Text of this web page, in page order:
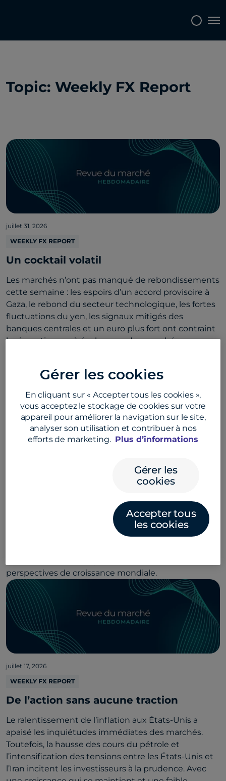
Topic: Weekly FX Report
juillet 31, 2026
WEEKLY FX REPORT
Un cocktail volatil
Les marchés n’ont pas manqué de rebondissements
cette semaine : les espoirs d’un accord provisoire à
Gaza, le rebond du secteur technologique, les fortes
fluctuations du yen, les signaux mitigés des
banques centrales et un euro plus fort ont contraint
les investisseurs à évoluer sur des marchés
Le pétrole franchit la barre des 100 $ le baril, de
nouveaux tarifs douaniers ont été mis en place et les
attentes sur l’évolution des taux ont changé. En
conséquence, la demande pour le dollar américain a
perspectives de croissance mondiale.
juillet 17, 2026
WEEKLY FX REPORT
De l’action sans aucune traction
Le ralentissement de l’inflation aux États-Unis a
apaisé les inquiétudes immédiates des marchés.
Toutefois, la hausse des cours du pétrole et
l’intensification des tensions entre les États-Unis et
l’Iran incitent les investisseurs à la prudence. Avec
Gérer les cookies
En cliquant sur « Accepter tous les cookies »,
vous acceptez le stockage de cookies sur votre
appareil pour améliorer la navigation sur le site,
analyser son utilisation et contribuer à nos
efforts de marketing. Plus d’informations
Gérer les
cookies
Accepter tous
les cookies